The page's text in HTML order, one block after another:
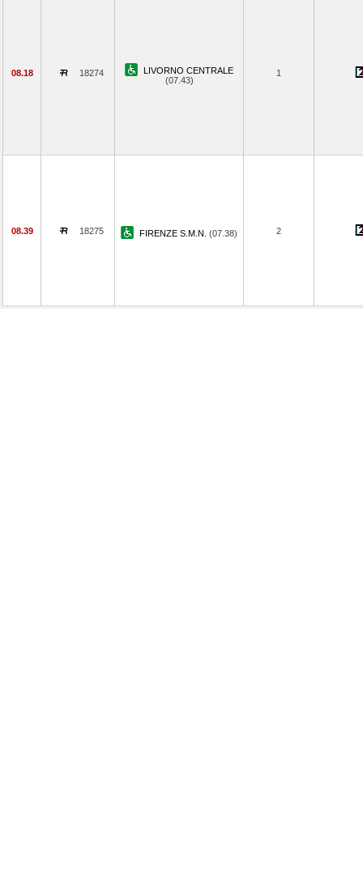
08.18 18274
LIVORNO CENTRALE
(07.43)
1
08.39 18275 FIRENZE S.M.N. (07.38) 2